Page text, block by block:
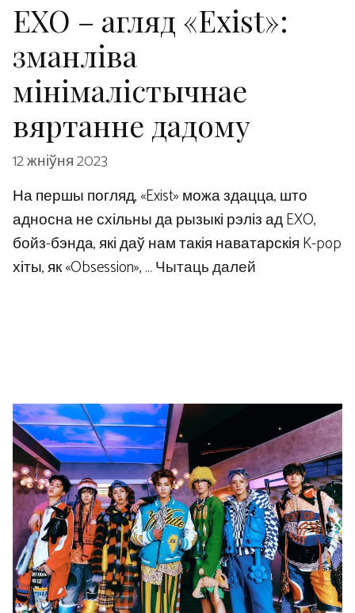
EXO – агляд «Exist»:
зманліва
мінімалістычнае
вяртанне дадому
12 жніўня 2023
На першы погляд, «Exist» можа здацца, што
адносна не схільны да рызыкі рэліз ад EXO,
бойз-бэнда, які даў нам такія наватарскія K-pop
хіты, як «Obsession», …Чытаць далей